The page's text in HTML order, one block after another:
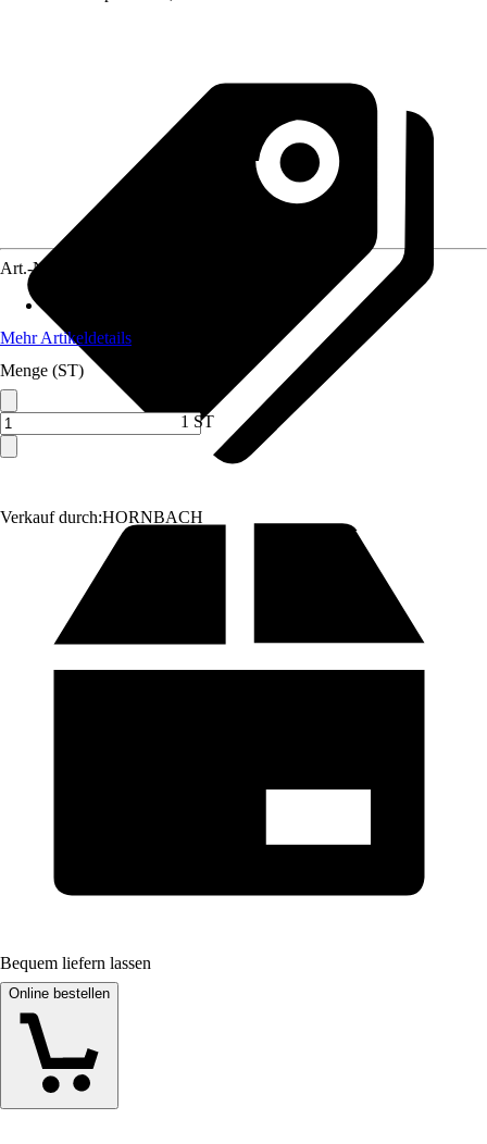
Verkauf durch:HORNBACH
Art.-Nr.
Mehr Artikeldetails
Menge (ST)
1 ST
Bequem liefern lassen
Online bestellen